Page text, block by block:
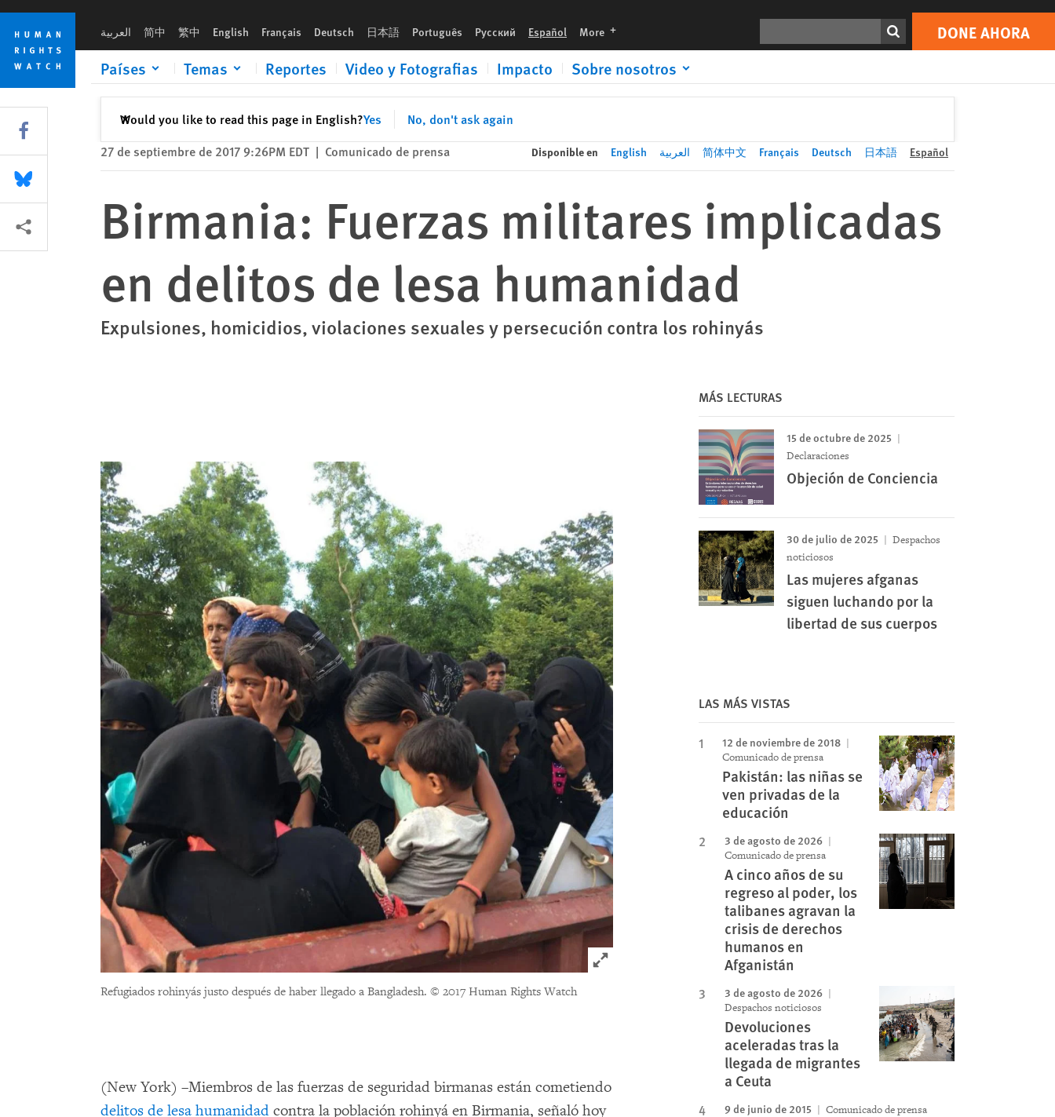
Skip
cookie
privacy
notice
Skip
main
content
العربية 简中 繁中 English Français Deutsch 日本語 Português Русский Español More languages DONE AHORA
Países Temas Reportes Video y Fotografias Impacto Sobre nosotros
Would you like to read this page in English?Yes No, don't ask again
✕Cerrar
Print DONE AHORA
27 de septiembre de 2017 9:26PM EDT | Comunicado de prensa Disponible en English العربية 简体中文 Français Deutsch 日本語 Español
Birmania: Fuerzas militares implicadas
en delitos de lesa humanidad
Expulsiones, homicidios, violaciones sexuales y persecución contra los rohinyás
Click to expand Image
Refugiados rohinyás justo después de haber llegado a Bangladesh. © 2017 Human Rights Watch
(New York) –Miembros de las fuerzas de seguridad birmanas están cometiendo
delitos de lesa humanidad contra la población rohinyá en Birmania, señaló hoy
MÁS LECTURAS
15 de octubre de 2025
Declaraciones
Objeción de Conciencia
30 de julio de 2025
Despachos
noticiosos
Las mujeres afganas
siguen luchando por la
libertad de sus cuerpos
LAS MÁS VISTAS
12 de noviembre de 2018
Comunicado de prensa
Pakistán: las niñas se
ven privadas de la
educación
3 de agosto de 2026
Comunicado de prensa
A cinco años de su
regreso al poder, los
talibanes agravan la
crisis de derechos
humanos en
Afganistán
3 de agosto de 2026
Despachos noticiosos
Devoluciones
aceleradas tras la
llegada de migrantes
a Ceuta
9 de junio de 2015 Comunicado de prensa
Share this via Facebook
Share this via Bluesky
Share this via Compartir